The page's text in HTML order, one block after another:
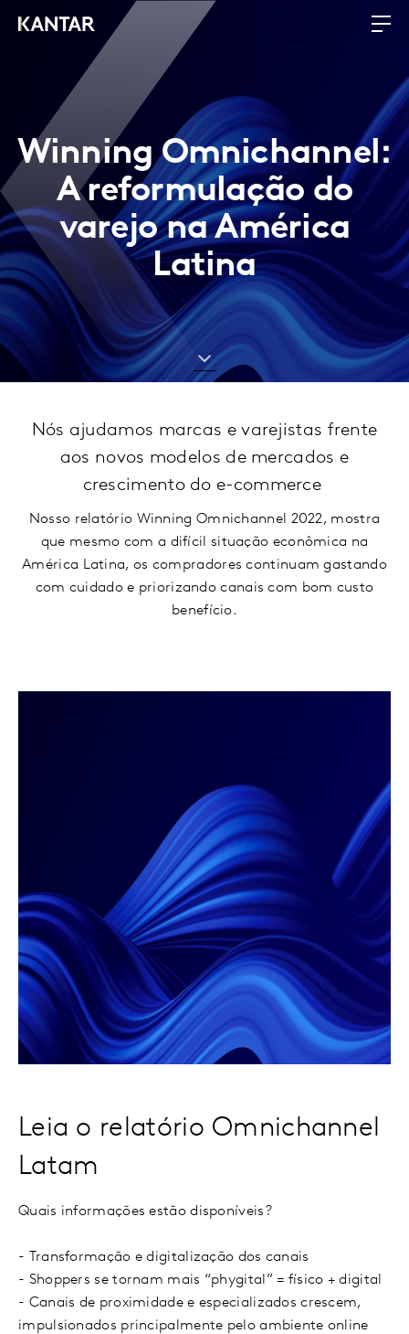
Winning Omnichannel:
A reformulação do
varejo na América
Latina
Nós ajudamos marcas e varejistas frente
aos novos modelos de mercados e
crescimento do e-commerce
Nosso relatório Winning Omnichannel 2022, mostra
que mesmo com a difícil situação econômica na
América Latina, os compradores continuam gastando
com cuidado e priorizando canais com bom custo
benefício.
Leia o relatório Omnichannel
Latam
Quais informações estão disponíveis?
- Transformação e digitalização dos canais
- Shoppers se tornam mais “phygital” = físico + digital
- Canais de proximidade e especializados crescem,
impulsionados principalmente pelo ambiente online